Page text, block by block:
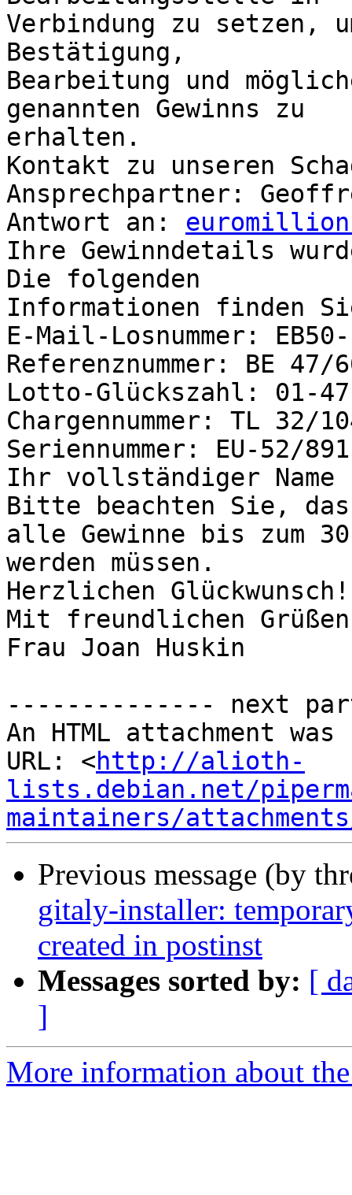
Verbindung zu setzen,
Bestätigung,
Bearbeitung und
genannten Gewinns zu
erhalten.
Kontakt zu unseren
Ansprechpartner:
Antwort an:
Ihre Gewinndetails
Die folgenden
Informationen finden
E-Mail-Losnummer:
Referenznummer: BE 47/
Lotto-Glückszahl: 01-
Chargennummer: TL 32/
Seriennummer: EU-52/
Ihr vollständiger Name
Bitte beachten Sie,
alle Gewinne bis zum
werden müssen.
Herzlichen
Mit freundlichen Grüßen
Frau Joan Huskin
-------------- next
An HTML attachment
URL: <http://alioth-
lists.debian.net/
maintainers/
Previous message (by
gitaly-installer:
created in postinst
Messages sorted by: [
]
More information about